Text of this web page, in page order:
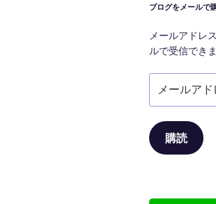
ョ
ン
ブログをメールで
メールアドレ
ルで受信できま
ア
ド
購読